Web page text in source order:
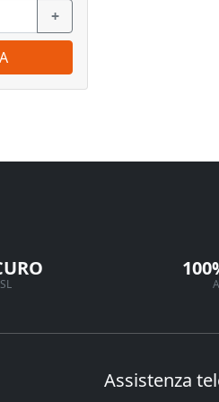
+
Assistenza